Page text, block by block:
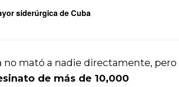
siderúrgica de Cuba
no mató a nadie directamente, pero
de más de 10,000